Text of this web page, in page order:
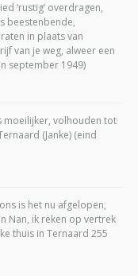
‘rustig’ overdragen,
beestenbende,
in plaats van
van je weg, alweer een
september 1949)
moeilijker, volhouden tot
(Janke) (eind
is het nu afgelopen,
Nan, ik reken op vertrek
thuis in Ternaard 255